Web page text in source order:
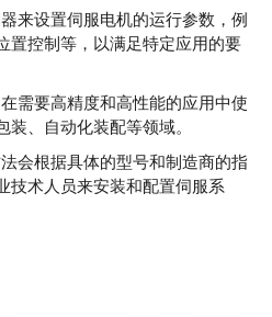
来设置伺服电机的运行参数，例
置控制等，以满足特定应用的要
需要高精度和高性能的应用中使
、自动化装配等领域。
会根据具体的型号和制造商的指
技术人员来安装和配置伺服系